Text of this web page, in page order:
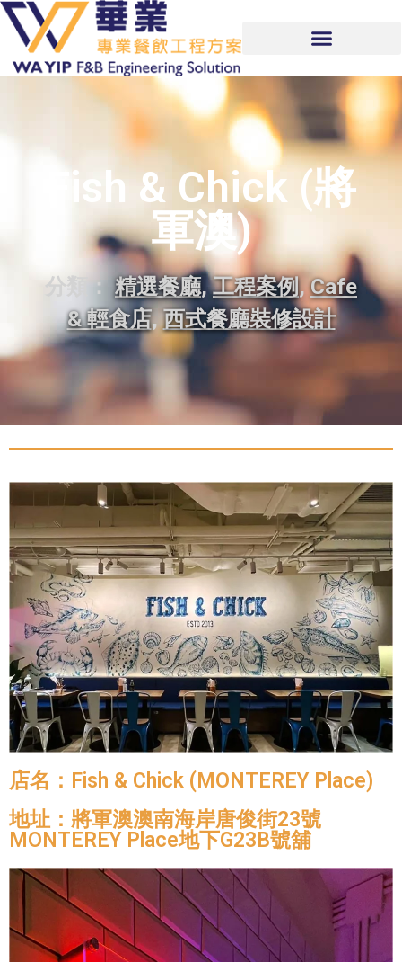
Fish & Chick (將
軍澳)
分類： 精選餐廳,工程案例,Cafe
& 輕食店,西式餐廳裝修設計
店名：Fish & Chick (MONTEREY Place)
地址：將軍澳澳南海岸唐俊街23號
MONTEREY Place地下G23B號舖